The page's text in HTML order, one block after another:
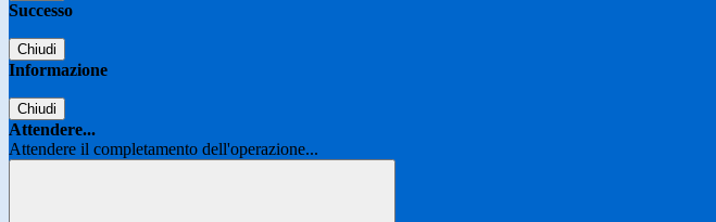
Successo
Chiudi
Informazione
Chiudi
Attendere...
Attendere il completamento dell'operazione...